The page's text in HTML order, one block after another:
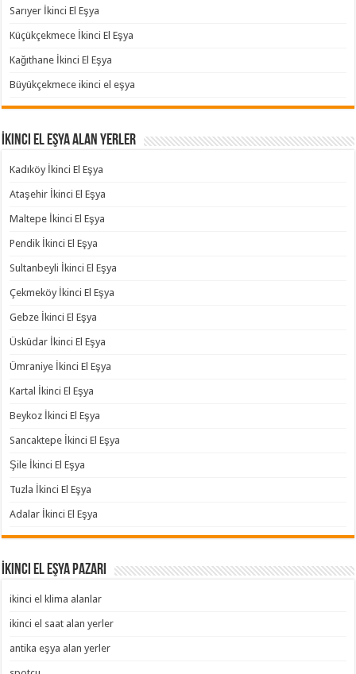
Sarıyer İkinci El Eşya
Küçükçekmece İkinci El Eşya
Kağıthane İkinci El Eşya
Büyükçekmece ikinci el eşya
İkinci El Eşya Alan Yerler
Kadıköy İkinci El Eşya
Ataşehir İkinci El Eşya
Maltepe İkinci El Eşya
Pendik İkinci El Eşya
Sultanbeyli İkinci El Eşya
Çekmeköy İkinci El Eşya
Gebze İkinci El Eşya
Üsküdar İkinci El Eşya
Ümraniye İkinci El Eşya
Kartal İkinci El Eşya
Beykoz İkinci El Eşya
Sancaktepe İkinci El Eşya
Şile İkinci El Eşya
Tuzla İkinci El Eşya
Adalar İkinci El Eşya
İkinci El Eşya Pazarı
ikinci el klima alanlar
ikinci el saat alan yerler
antika eşya alan yerler